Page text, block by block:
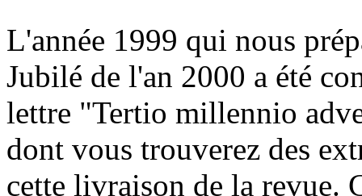
L'année 1999 qui nous
Jubilé de l'an 2000 a été
lettre "Tertio millennio
dont vous trouverez des
cette livraison de la revue.